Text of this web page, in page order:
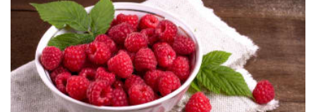
Zahrada
Design
Sledujte prima+